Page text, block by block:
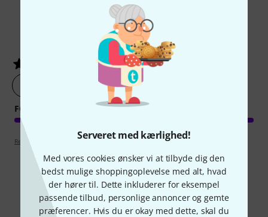
Serveret med kærlighed!
Med vores cookies ønsker vi at tilbyde dig den
bedst mulige shoppingoplevelse med alt, hvad
der hører til. Dette inkluderer for eksempel
passende tilbud, personlige annoncer og gemte
præferencer. Hvis du er okay med dette, skal du
Kundebedømmelser
5/ 5
lav en vurdering af produktet nu
FORARBEJDNING
Retningslinjer for anmeldelser
Vidste du?